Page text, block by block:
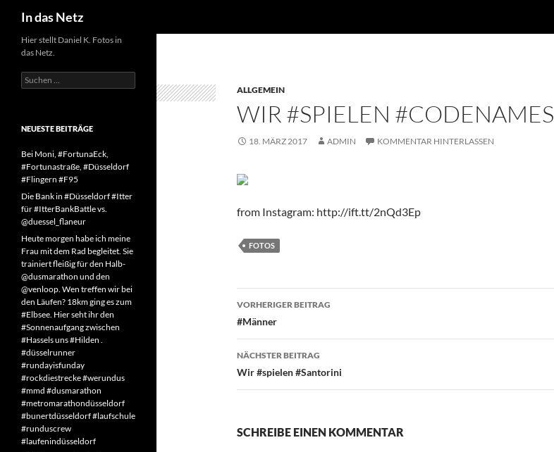
Inhalt
springen
In das Netz
ALLGEMEIN
WIR #SPIELEN #CODENAMES
18. MÄRZ 2017 ADMIN KOMMENTAR HINTERLASSEN
from Instagram: http://ift.tt/2nQd3Ep
FOTOS
Beitragsnavigation
VORHERIGER BEITRAG
#Männer
NÄCHSTER BEITRAG
Wir #spielen #Santorini
SCHREIBE EINEN KOMMENTAR
Hier stellt Daniel K. Fotos in
das Netz.
Suchen
nach:
NEUESTE BEITRÄGE
Bei Moni, #FortunaEck,
#Fortunastraße, #Düsseldorf
#Flingern #F95
Die Bank in #Düsseldorf #Itter
für #ItterBankBattle vs.
@duessel_flaneur
Heute morgen habe ich meine
Frau mit dem Rad begleitet. Sie
trainiert fleißig für den Halb-
@dusmarathon und den
@venloop. Wen treffen wir bei
den Läufen? 18km ging es zum
#Elbsee. Hier seht ihr den
#Sonnenaufgang zwischen
#Hassels uns #Hilden .
#düsselrunner
#rundayisfunday
#rockdiestrecke #werundus
#mmd #dusmarathon
#metromarathondüsseldorf
#bunertdüsseldorf #laufschule
#runduscrew
#laufenindüsseldorf